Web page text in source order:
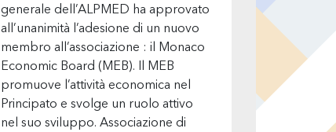
generale dell’ALPMED ha approvato
all’unanimità l’adesione di un nuovo
membro all’associazione : il Monaco
Economic Board (MEB). Il MEB
promuove l’attività economica nel
Principato e svolge un ruolo attivo
nel suo sviluppo. Associazione di